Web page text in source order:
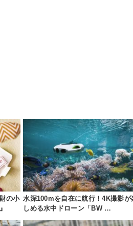
の小 水深100mを自在に航行！4K撮影が
しめる水中ドローン「BW …